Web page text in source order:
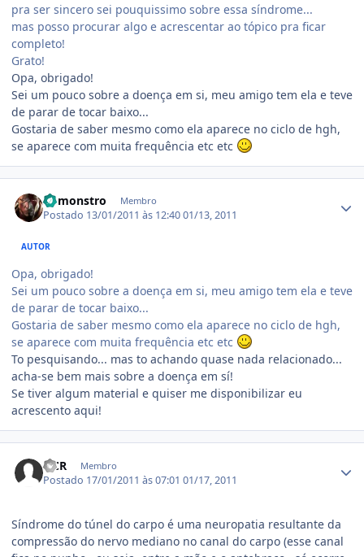
pra ser sincero sei pouquissimo sobre essa síndrome...
mas posso procurar algo e acrescentar ao tópico pra ficar
completo!
Grato!
Opa, obrigado!
Sei um pouco sobre a doença em si, meu amigo tem ela e teve
de parar de tocar baixo...
Gostaria de saber mesmo como ela aparece no ciclo de hgh,
se aparece com muita frequência etc etc
bbmonstro Membro
Postado 13/01/2011 às 12:4001/13, 2011
AUTOR
Opa, obrigado!
Sei um pouco sobre a doença em si, meu amigo tem ela e teve
de parar de tocar baixo...
Gostaria de saber mesmo como ela aparece no ciclo de hgh,
se aparece com muita frequência etc etc
To pesquisando... mas to achando quase nada relacionado...
acha-se bem mais sobre a doença em sí!
Se tiver algum material e quiser me disponibilizar eu
acrescento aqui!
NCR Membro
Postado 17/01/2011 às 07:0101/17, 2011
Síndrome do túnel do carpo é uma neuropatia resultante da
compressão do nervo mediano no canal do carpo (esse canal